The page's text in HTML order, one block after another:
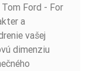
Ford - For
a
vašej
dimenziu